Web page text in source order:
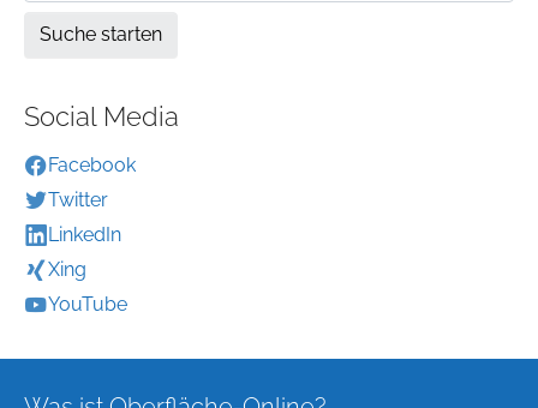
Social Media
Facebook
Twitter
LinkedIn
Xing
YouTube